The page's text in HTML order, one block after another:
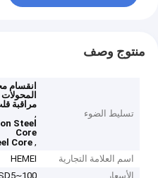
منتوج وصف
تسليط الضوء
انقسام
مراقبة
,
Steel
Core
,
Core
اسم العلامة التجارية
HEMEI
الأسعار